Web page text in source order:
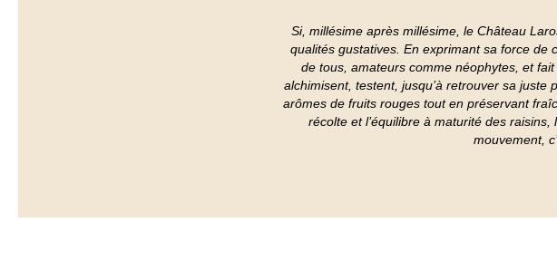
Si, millésime après millésime, le Château
qualités gustatives. En exprimant sa force de
de tous, amateurs comme néophytes, et
alchimisent, testent, jusqu’à retrouver sa juste
arômes de fruits rouges tout en préservant
récolte et l’équilibre à maturité des
mouvement,